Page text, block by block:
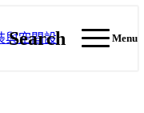
Search Menu